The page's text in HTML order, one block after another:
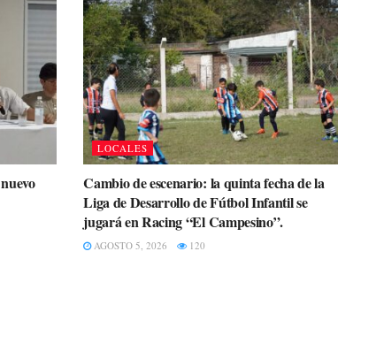
LOCALES
Cambio de escenario: la quinta fecha de la
Liga de Desarrollo de Fútbol Infantil se
jugará en Racing “El Campesino”.
AGOSTO 5, 2026 120